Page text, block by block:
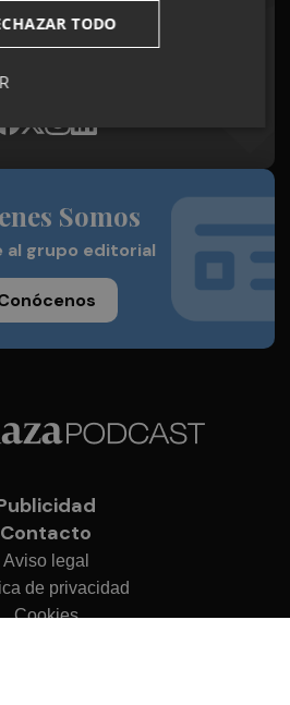
en redes
desde cualquier medio
Somos
al grupo editorial
Contacto
Aviso legal
de privacidad
Cookies
TODO